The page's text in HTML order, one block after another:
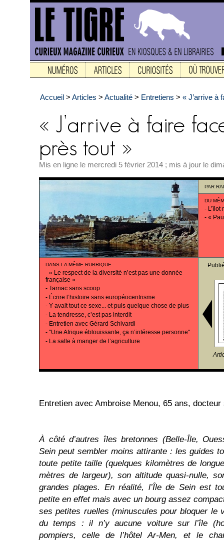
Accueil > Articles > Actualité > Entretiens > « J’arrive à
Mis en ligne le mercredi 5 février 2014 ; mis à jour le
PAR
DU
- L’îlot
- «
DANS LA MÊME RUBRIQUE :
- « Le respect de la diversité n’est pas une donnée
française »
- Tarnac sans scoop
- Écrire l’histoire sans européocentrisme
- Y avait tout ce sexe... et puis quelque chose de plus
- La tendresse, c’est pas interdit
- Entretien avec Gérard Schivardi
- "Une Afrique éblouissante, ça n’intéresse personne"
- La salle à manger de l’agriculture
Entretien avec Ambroise Menou, 65 ans, docteur
À côté d’autres îles bretonnes (Belle-Île,
Sein peut sembler moins attirante : les guides
toute petite taille (quelques kilomètres de
mètres de largeur), son altitude quasi-nulle,
grandes plages. En réalité, l’Île de Sein est
petite en effet mais avec un bourg assez
ses petites ruelles (minuscules pour bloquer le
du temps : il n’y aucune voiture sur l’île
pompiers, celle de l’hôtel Ar-Men, et le